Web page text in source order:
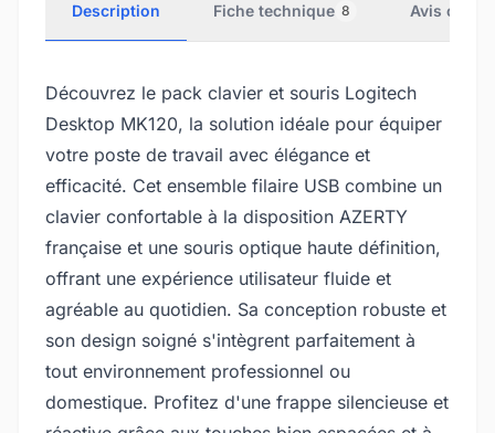
Description Fiche technique 8 Avis
Découvrez le pack clavier et souris Logitech
Desktop MK120, la solution idéale pour équiper
votre poste de travail avec élégance et
efficacité. Cet ensemble filaire USB combine un
clavier confortable à la disposition AZERTY
française et une souris optique haute définition,
offrant une expérience utilisateur fluide et
agréable au quotidien. Sa conception robuste et
son design soigné s'intègrent parfaitement à
tout environnement professionnel ou
domestique. Profitez d'une frappe silencieuse et